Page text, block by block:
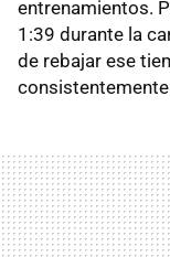
entrenamientos.
1:39 durante la
de rebajar ese